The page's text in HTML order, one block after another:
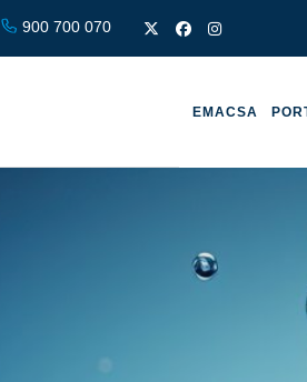
900 700 070
EMACSA